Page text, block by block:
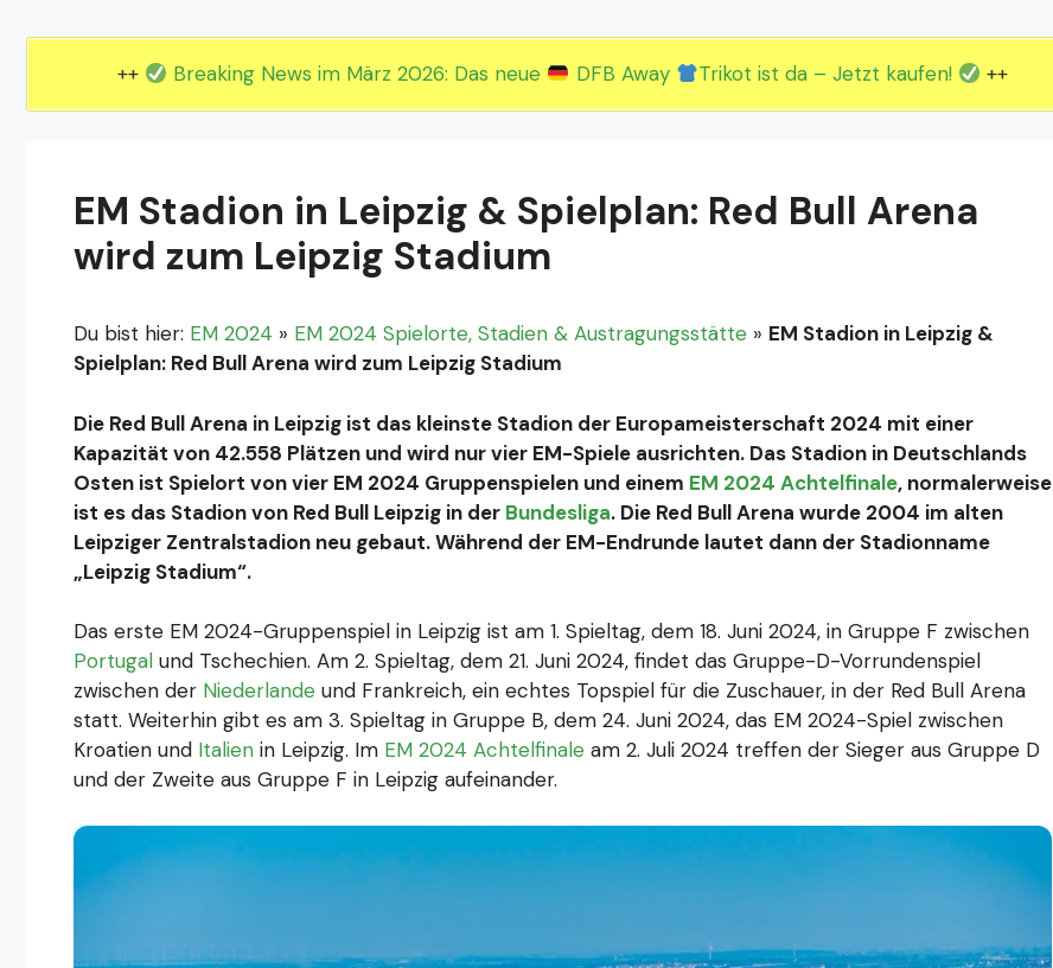
++ Breaking News im März 2026: Das neue DFB Away Trikot ist da – Jetzt kaufen! ++
EM Stadion in Leipzig & Spielplan: Red Bull Arena
wird zum Leipzig Stadium
Du bist hier: EM 2024 » EM 2024 Spielorte, Stadien & Austragungsstätte » EM Stadion in Leipzig &
Spielplan: Red Bull Arena wird zum Leipzig Stadium
Die Red Bull Arena in Leipzig ist das kleinste Stadion der Europameisterschaft 2024 mit einer
Kapazität von 42.558 Plätzen und wird nur vier EM-Spiele ausrichten. Das Stadion in Deutschlands
Osten ist Spielort von vier EM 2024 Gruppenspielen und einem EM 2024 Achtelfinale, normalerweise
ist es das Stadion von Red Bull Leipzig in der Bundesliga. Die Red Bull Arena wurde 2004 im alten
Leipziger Zentralstadion neu gebaut. Während der EM-Endrunde lautet dann der Stadionname
„Leipzig Stadium“.
Das erste EM 2024-Gruppenspiel in Leipzig ist am 1. Spieltag, dem 18. Juni 2024, in Gruppe F zwischen
Portugal und Tschechien. Am 2. Spieltag, dem 21. Juni 2024, findet das Gruppe-D-Vorrundenspiel
zwischen der Niederlande und Frankreich, ein echtes Topspiel für die Zuschauer, in der Red Bull Arena
statt. Weiterhin gibt es am 3. Spieltag in Gruppe B, dem 24. Juni 2024, das EM 2024-Spiel zwischen
Kroatien und Italien in Leipzig. Im EM 2024 Achtelfinale am 2. Juli 2024 treffen der Sieger aus Gruppe D
und der Zweite aus Gruppe F in Leipzig aufeinander.